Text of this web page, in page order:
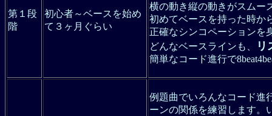
第１段
階
初心者～ベースを始め
て３ヶ月ぐらい
横の動き縦の動きがスムー
初めてベースを持った時か
正確なシンコペーションを
どんなベースラインも、
リ
簡単なコード進行で
例題曲でいろんなコード進
ーンの関係を練習します。